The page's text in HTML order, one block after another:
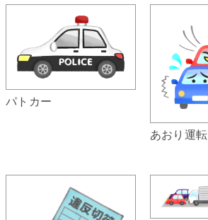
パトカー
あおり運転